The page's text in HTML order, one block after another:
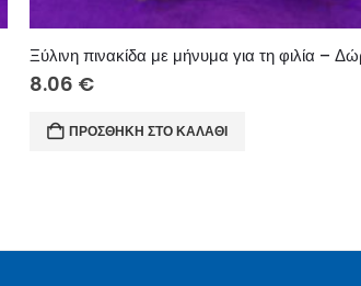
8.06 €
ΠΡΟΣΘΉΚΗ ΣΤΟ ΚΑΛΆΘΙ